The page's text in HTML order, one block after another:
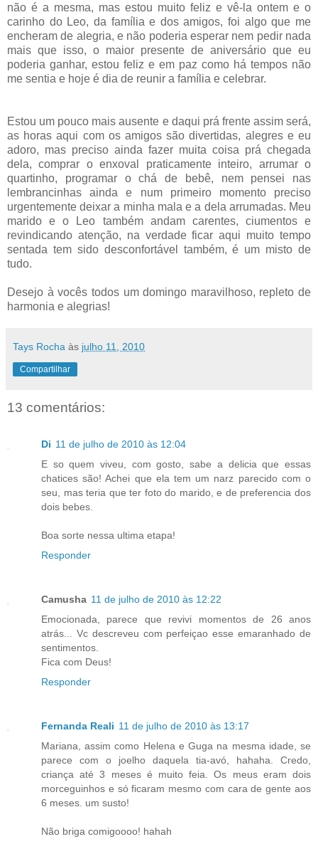
não é a mesma, mas estou muito feliz e vê-la ontem e o
carinho do Leo, da família e dos amigos, foi algo que me
encheram de alegria, e não poderia esperar nem pedir nada
mais que isso, o maior presente de aniversário que eu
poderia ganhar, estou feliz e em paz como há tempos não
me sentia e hoje é dia de reunir a família e celebrar.
Estou um pouco mais ausente e daqui prá frente assim será,
as horas aqui com os amigos são divertidas, alegres e eu
adoro, mas preciso ainda fazer muita coisa prá chegada
dela, comprar o enxoval praticamente inteiro, arrumar o
quartinho, programar o chá de bebê, nem pensei nas
lembrancinhas ainda e num primeiro momento preciso
urgentemente deixar a minha mala e a dela arrumadas. Meu
marido e o Leo também andam carentes, ciumentos e
revindicando atenção, na verdade ficar aqui muito tempo
sentada tem sido desconfortável também, é um misto de
tudo.
Desejo à vocês todos um domingo maravilhoso, repleto de
harmonia e alegrias!
Tays Rocha às julho 11, 2010
Compartilhar
13 comentários:
Di 11 de julho de 2010 às 12:04
E so quem viveu, com gosto, sabe a delicia que essas
chatices são! Achei que ela tem um narz parecido com o
seu, mas teria que ter foto do marido, e de preferencia dos
dois bebes.
Boa sorte nessa ultima etapa!
Responder
Camusha 11 de julho de 2010 às 12:22
Emocionada, parece que revivi momentos de 26 anos
atrás... Vc descreveu com perfeiçao esse emaranhado de
sentimentos.
Fica com Deus!
Responder
Fernanda Reali 11 de julho de 2010 às 13:17
Mariana, assim como Helena e Guga na mesma idade, se
parece com o joelho daquela tia-avó, hahaha. Credo,
criança até 3 meses é muito feia. Os meus eram dois
morceguinhos e só ficaram mesmo com cara de gente aos
6 meses. um susto!
Não briga comigoooo! hahah